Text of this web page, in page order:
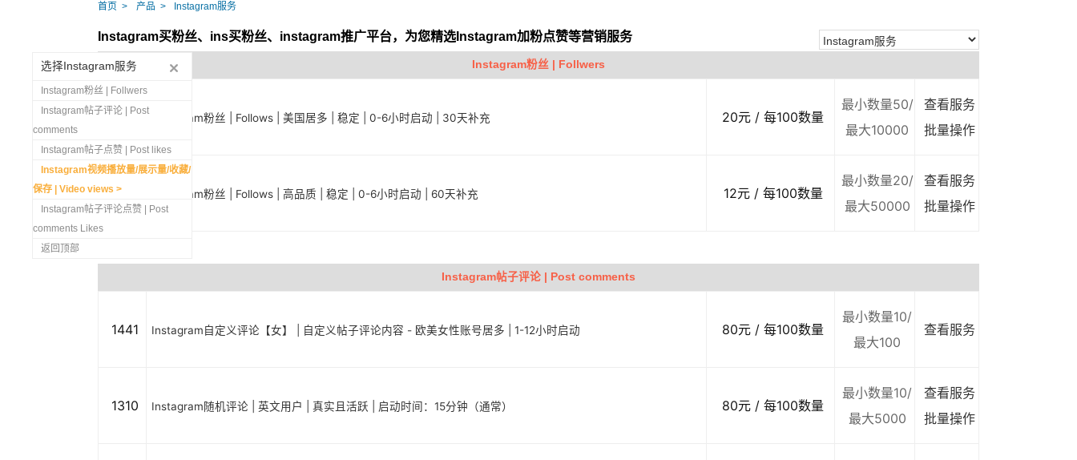
首页 产品 Instagram服务
Instagram买粉丝、ins买粉丝、instagram推广平台，为您精选Instagram加粉点赞等营销服务
Instagram粉丝 | Follwers
1444 Instagram粉丝 | Follows | 美国居多 | 稳定 | 0-6小时启动 | 30天补充 20元 / 每100数量
最小数量50/
最大10000
查看服务
批量操作
1298 Instagram粉丝 | Follows | 高品质 | 稳定 | 0-6小时启动 | 60天补充 12元 / 每100数量
最小数量20/
最大50000
查看服务
批量操作
Instagram帖子评论 | Post comments
1441 Instagram自定义评论【女】 | 自定义帖子评论内容 - 欧美女性账号居多 | 1-12小时启动 80元 / 每100数量
最小数量10/
最大100
查看服务
1310 Instagram随机评论 | 英文用户 | 真实且活跃 | 启动时间：15分钟（通常） 80元 / 每100数量
最小数量10/
最大5000
查看服务
批量操作
选择Instagram服务
Instagram粉丝 | Follwers
Instagram帖子评论 | Post
comments
Instagram帖子点赞 | Post likes
Instagram视频播放量/展示量/收藏/
保存 | Video views
Instagram帖子评论点赞 | Post
comments Likes
返回顶部